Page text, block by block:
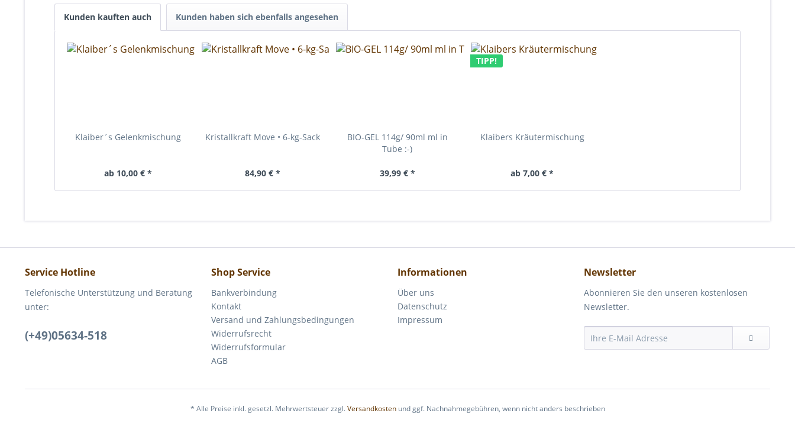
Kunden kauften auch Kunden haben sich ebenfalls angesehen
Klaiber´s Gelenkmischung
ab 10,00 € *
Kristallkraft Move • 6-kg-Sack
84,90 € *
BIO-GEL 114g/ 90ml ml in
Tube :-)
39,99 € *
TIPP!
Klaibers Kräutermischung
ab 7,00 € *
Service Hotline
Telefonische Unterstützung und Beratung
unter:
(+49)05634-518
Shop Service
Bankverbindung
Kontakt
Versand und Zahlungsbedingungen
Widerrufsrecht
Widerrufsformular
AGB
Informationen
Über uns
Datenschutz
Impressum
Newsletter
Abonnieren Sie den unseren kostenlosen
Newsletter.
* Alle Preise inkl. gesetzl. Mehrwertsteuer zzgl.Versandkostenund ggf. Nachnahmegebühren, wenn nicht anders beschrieben